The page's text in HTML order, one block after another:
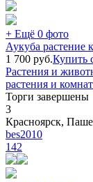
+ Ещё 0 фото
Аукуба растение
1 700 руб.Купить
Растения и
растения и
Торги завершены
3
Красноярск,
bes2010
142